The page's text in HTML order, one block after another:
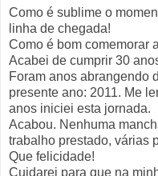
Como é sublime o
linha de chegada!
Como é bom comemorar
Acabei de cumprir 30
Foram anos abrangendo
presente ano: 2011. Me
anos iniciei esta jornada.
Acabou. Nenhuma
trabalho prestado, várias
Que felicidade!
Cuidarei para que na